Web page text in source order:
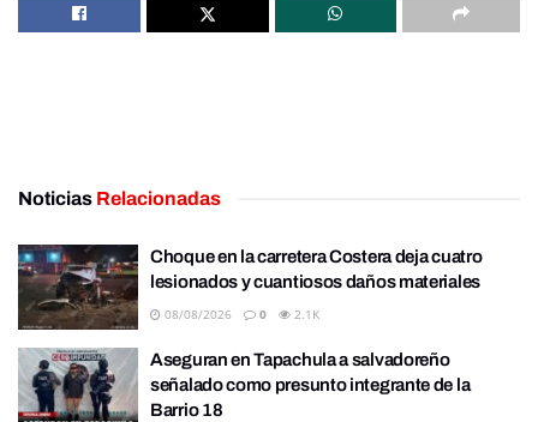
Noticias Relacionadas
Choque en la carretera Costera deja cuatro
lesionados y cuantiosos daños materiales
08/08/2026 0 2.1K
Aseguran en Tapachula a salvadoreño
señalado como presunto integrante de la
Barrio 18